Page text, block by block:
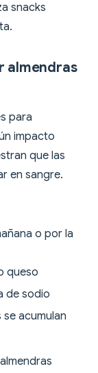
snacks
almendras
para
impacto
que las
en sangre.
o por la
queso
de sodio
acumulan